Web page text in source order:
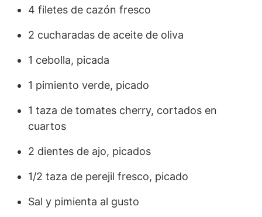
4 filetes de cazón fresco
2 cucharadas de aceite de oliva
1 cebolla, picada
1 pimiento verde, picado
1 taza de tomates cherry, cortados en
cuartos
2 dientes de ajo, picados
1/2 taza de perejil fresco, picado
Sal y pimienta al gusto